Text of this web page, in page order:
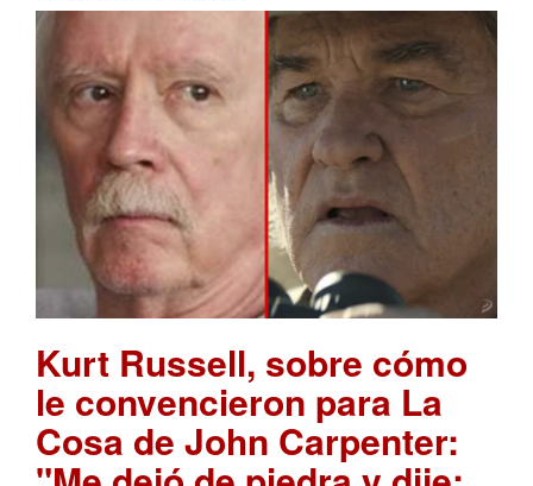
Kurt Russell, sobre cómo
le convencieron para La
Cosa de John Carpenter: